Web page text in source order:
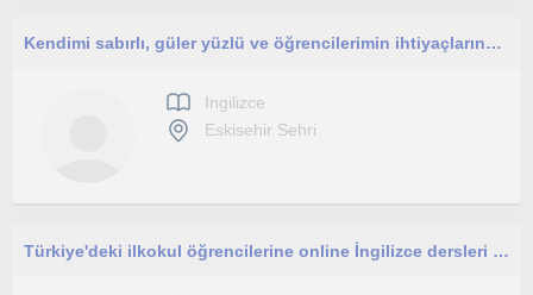
Kendimi sabırlı, güler yüzlü ve öğrencilerimin ihtiyaçlarına önem veren bir öğretmen olarak tanımlıyorum. Çocuklara ve yetişkinler
Ingilizce
Eskisehir Sehri
Türkiye'deki ilkokul öğrencilerine online İngilizce dersleri veren ve 1 yıllık İngilizce öğretmenliği deneyimine sahip öğretmen.